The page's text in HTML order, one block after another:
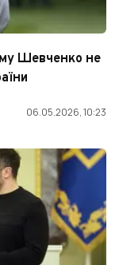
Шевченко не
06.05.2026, 10:23